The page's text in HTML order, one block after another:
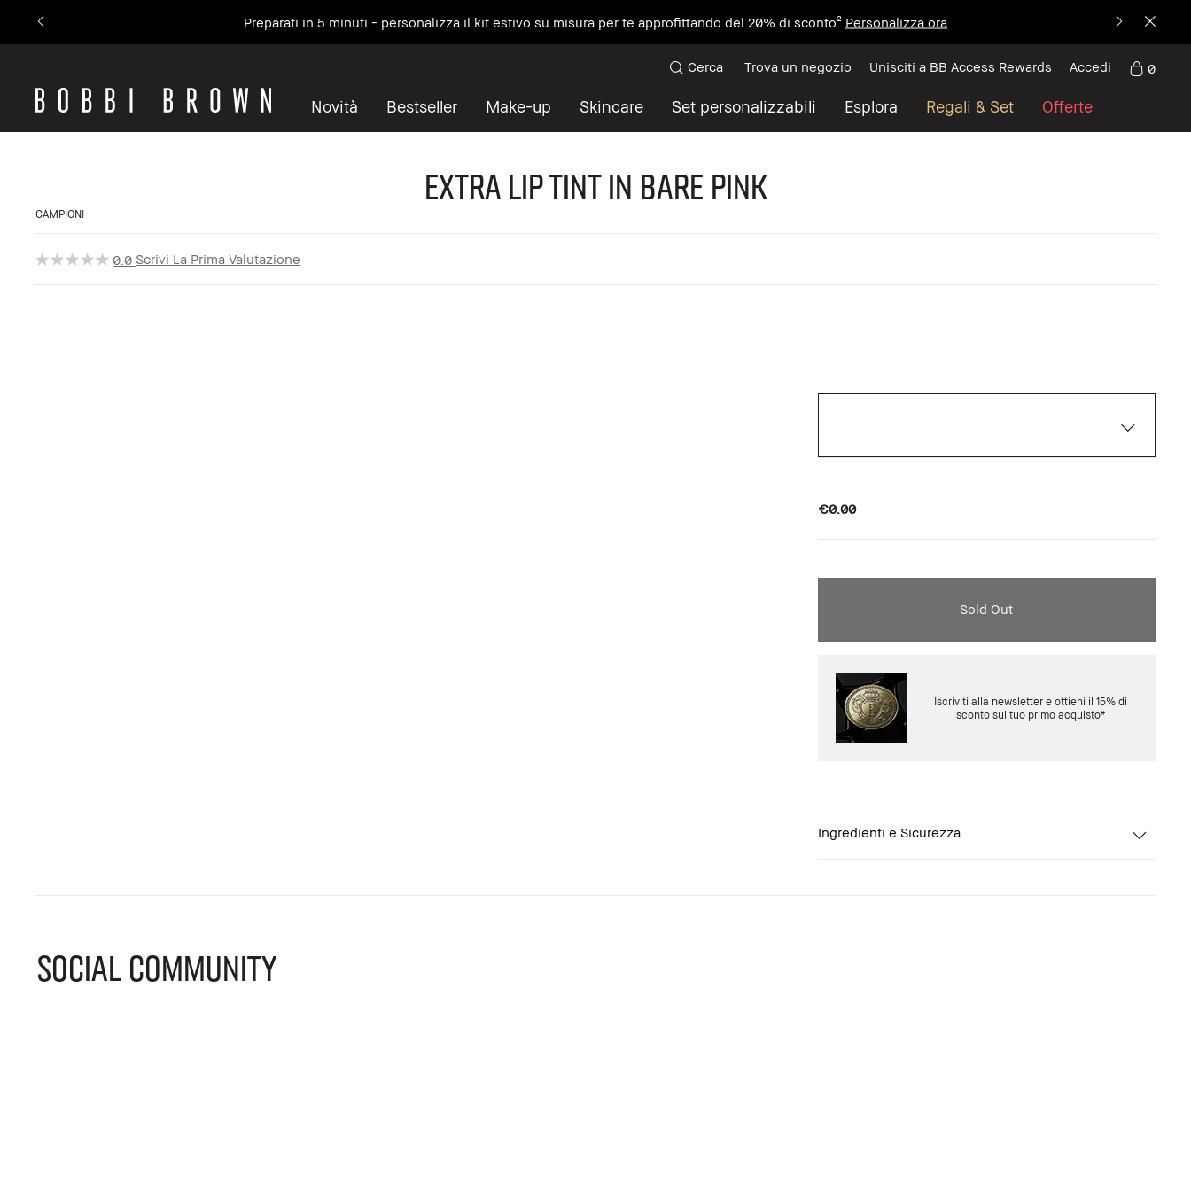
Preparati in 5 minuti - personalizza il kit estivo su misura per te approfittando del 20% di sconto² Personalizza ora
Novità Bestseller Make-up Skincare Set personalizzabili Esplora Regali & Set Offerte
Cerca Trova un negozio Unisciti a BB Access Rewards Accedi 0
Extra Lip Tint in Bare Pink
CAMPIONI
0.0 Scrivi La Prima Valutazione
€0.00
Sold Out
Iscriviti alla newsletter e ottieni il 15% di
sconto sul tuo primo acquisto*
Ingredienti e Sicurezza
SOCIAL COMMUNITY